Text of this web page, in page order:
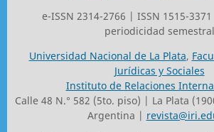
e-ISSN 2314-2766 | ISSN 1515-
periodicidad semestral
Universidad Nacional de La Plata,
Jurídicas y Sociales
Instituto de Relaciones
Calle 48 N.° 582 (5to. piso) | La Plata
Argentina |